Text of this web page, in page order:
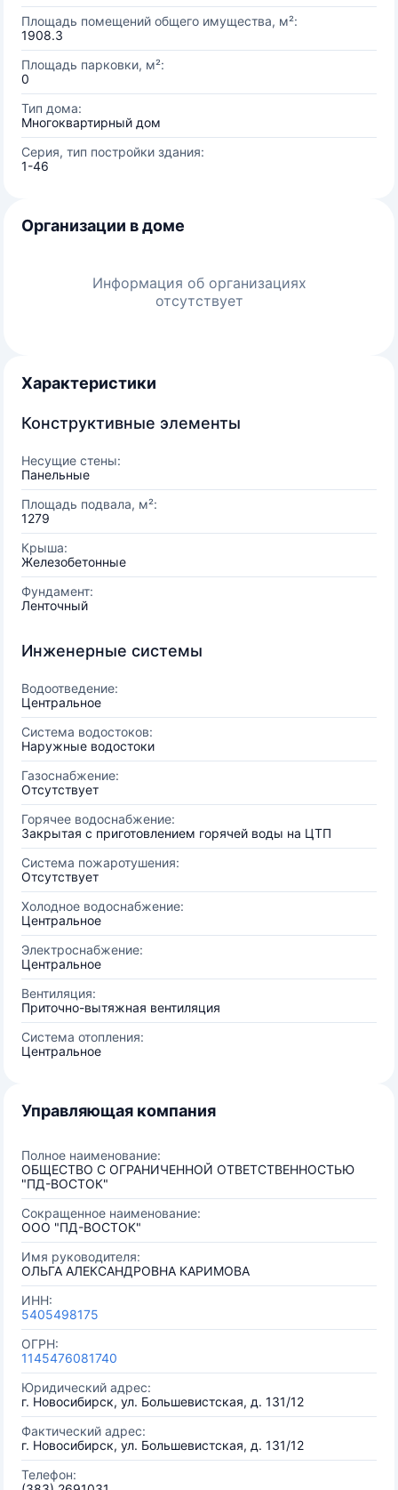
Площадь помещений общего имущества, м²:
1908.3
Площадь парковки, м²:
0
Тип дома:
Многоквартирный дом
Серия, тип постройки здания:
1-46
Организации в доме
Информация об организациях
отсутствует
Характеристики
Конструктивные элементы
Несущие стены:
Панельные
Площадь подвала, м²:
1279
Крыша:
Железобетонные
Фундамент:
Ленточный
Инженерные системы
Водоотведение:
Центральное
Система водостоков:
Наружные водостоки
Газоснабжение:
Отсутствует
Горячее водоснабжение:
Закрытая с приготовлением горячей воды на ЦТП
Система пожаротушения:
Отсутствует
Холодное водоснабжение:
Центральное
Электроснабжение:
Центральное
Вентиляция:
Приточно-вытяжная вентиляция
Система отопления:
Центральное
Управляющая компания
Полное наименование:
ОБЩЕСТВО С ОГРАНИЧЕННОЙ ОТВЕТСТВЕННОСТЬЮ
"ПД-ВОСТОК"
Сокращенное наименование:
ООО "ПД-ВОСТОК"
Имя руководителя:
ОЛЬГА АЛЕКСАНДРОВНА КАРИМОВА
ИНН:
5405498175
ОГРН:
1145476081740
Юридический адрес:
г. Новосибирск, ул. Большевистская, д. 131/12
Фактический адрес:
г. Новосибирск, ул. Большевистская, д. 131/12
Телефон: